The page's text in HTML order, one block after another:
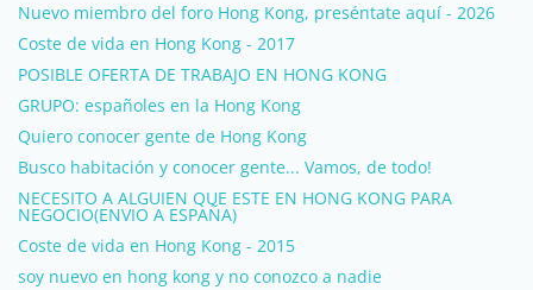
Nuevo miembro del foro Hong Kong, preséntate aquí - 2026
Coste de vida en Hong Kong - 2017
POSIBLE OFERTA DE TRABAJO EN HONG KONG
GRUPO: españoles en la Hong Kong
Quiero conocer gente de Hong Kong
Busco habitación y conocer gente... Vamos, de todo!
NECESITO A ALGUIEN QUE ESTE EN HONG KONG PARA
NEGOCIO(ENVIO A ESPAÑA)
Coste de vida en Hong Kong - 2015
soy nuevo en hong kong y no conozco a nadie